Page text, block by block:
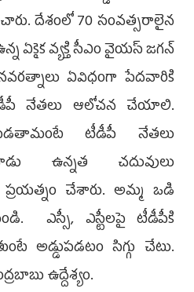
దేశంలో 70 సంవత్సరాలైన
ఏకైక వ్యక్తి సీఎం వైయస్‌ జగన్‌
ఏవిధంగా పేదవారికి
నేతలు ఆలోచన చేయాలి.
టీడీపీ నేతలు
ఉన్నత చదువులు
ప్రయత్నం చేశారు. అమ్మ ఒడి
ఎస్సీ, ఎస్టీలపై టీడీపీకి
అడ్డుపడటం సిగ్గు చేటు.
ఉద్దేశ్యం.